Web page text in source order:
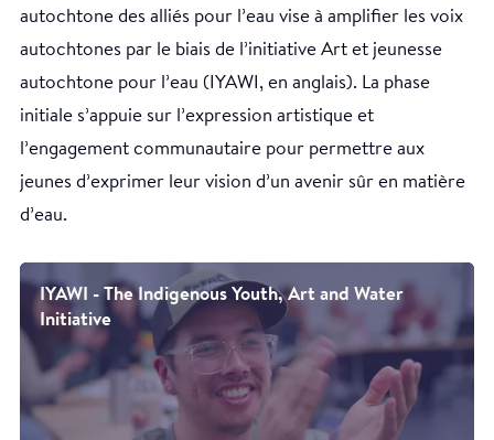
autochtone des alliés pour l’eau vise à amplifier les voix
autochtones par le biais de l’initiative Art et jeunesse
autochtone pour l’eau (IYAWI, en anglais). La phase
initiale s’appuie sur l’expression artistique et
l’engagement communautaire pour permettre aux
jeunes d’exprimer leur vision d’un avenir sûr en matière
d’eau.
IYAWI - The Indigenous Youth, Art and Water
Initiative